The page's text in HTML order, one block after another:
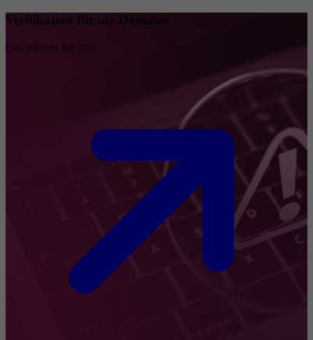
Verifikation für .de-Domains
Das müssen Sie tun